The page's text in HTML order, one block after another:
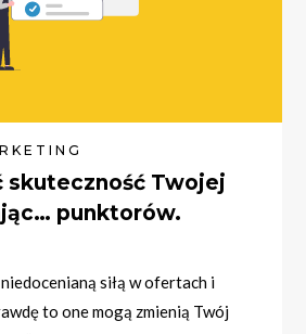
skuteczność Twojej
punktorów.
siłą w ofertach i
to one mogą zmienią Twój